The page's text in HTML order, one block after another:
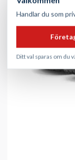
Handlar du som
Ditt val sparas om du